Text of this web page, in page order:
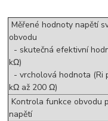
Měřené hodnoty napětí
obvodu
- skutečná efektivní
kΩ)
- vrcholová hodnota (Ri
kΩ až 200 Ω)
Kontrola funkce obvodu
napětí